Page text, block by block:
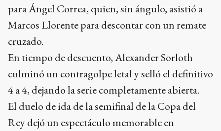
para Ángel Correa, quien, sin ángulo, asistió a
Marcos Llorente para descontar con un remate
cruzado.
En tiempo de descuento, Alexander Sorloth
culminó un contragolpe letal y selló el definitivo
4 a 4, dejando la serie completamente abierta.
El duelo de ida de la semifinal de la Copa del
Rey dejó un espectáculo memorable en